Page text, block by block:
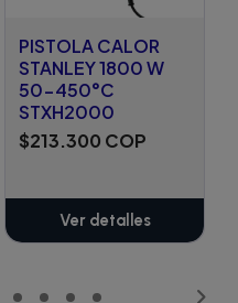
GHG 20-
PISTOLA CALOR
STANLEY 1800 W
50-450°C
STXH2000
$213.300 COP
Ver detalles